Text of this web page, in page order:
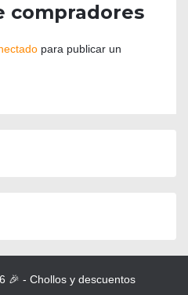
compradores
para publicar un
🎉 - Chollos y descuentos